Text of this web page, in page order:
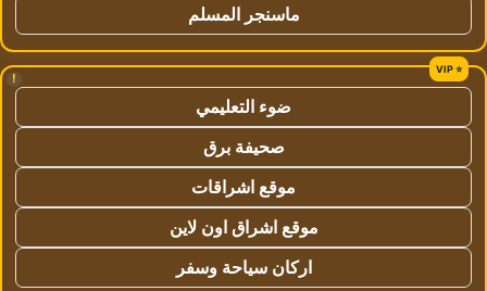
ماسنجر المسلم
!
ضوء التعليمي
صحيفة برق
موقع اشراقات
موقع اشراق اون لاين
اركان سياحة وسفر